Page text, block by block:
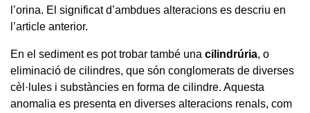
l’orina. El significat d’ambdues alteracions es descriu en
l’article anterior.
En el sediment es pot trobar també una cilindrúria, o
eliminació de cilindres, que són conglomerats de diverses
cèl·lules i substàncies en forma de cilindre. Aquesta
anomalia es presenta en diverses alteracions renals, com